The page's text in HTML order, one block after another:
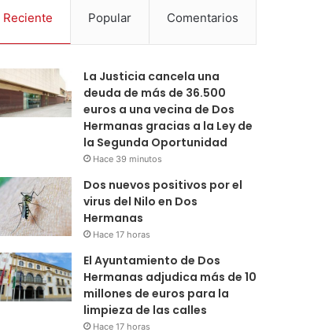
Reciente Popular Comentarios
La Justicia cancela una
deuda de más de 36.500
euros a una vecina de Dos
Hermanas gracias a la Ley de
la Segunda Oportunidad
Hace 39 minutos
Dos nuevos positivos por el
virus del Nilo en Dos
Hermanas
Hace 17 horas
El Ayuntamiento de Dos
Hermanas adjudica más de 10
millones de euros para la
limpieza de las calles
Hace 17 horas